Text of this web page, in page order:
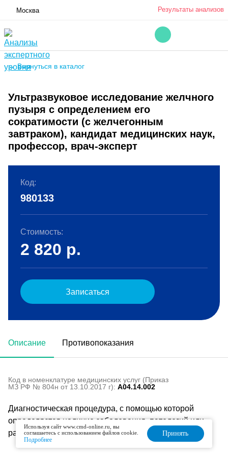
Москва Результаты анализов
← Вернуться в каталог
Ультразвуковое исследование желчного
пузыря с определением его
сократимости (с желчегонным
завтраком), кандидат медицинских наук,
профессор, врач-эксперт
Описание Противопоказания
Код в номенклатуре медицинских услуг (Приказ
МЗ РФ № 804н от 13.10.2017 г): A04.14.002
Диагностическая процедура, с помощью которой
определяется наличие заболевания, патологий или
развивающееся заболевание в пузыре.
Код:
980133
Стоимость:
2 820 р.
Записаться
Используя сайт www.cmd-online.ru, вы
соглашаетесь с использованием файлов cookie.
Подробнее
Принять